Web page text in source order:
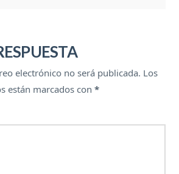
electrónico no será publicada. Los
están marcados con*